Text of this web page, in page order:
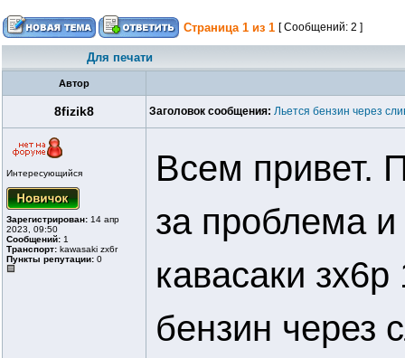
Страница 1 из 1 [ Сообщений: 2 ]
Для печати
Автор
8fizik8 Заголовок сообщения: Льется бензин через
Интересующийся
Зарегистрирован: 14 апр
2023, 09:50
Сообщений: 1
Транспорт: kawasaki zx6r
Пункты репутации: 0
Всем привет.
за проблема
кавасаки
бензин через